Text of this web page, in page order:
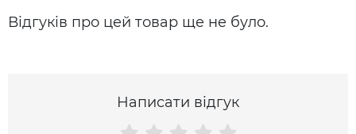
Відгуків про цей товар ще не було.
Написати відгук